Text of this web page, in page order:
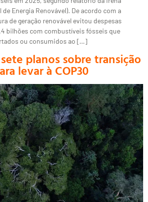
Energia Renovável). De acordo com a
de geração renovável evitou despesas
bilhões com combustíveis fósseis que
ou consumidos ao […]
planos sobre transição
levar à COP30